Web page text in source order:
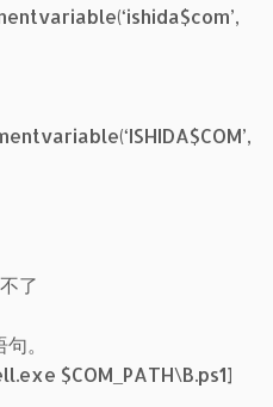
了
句。
$COM_PATH\B.ps1]